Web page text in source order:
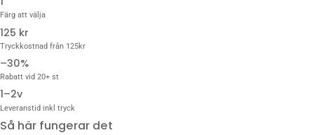
Färg att välja
125 kr
Tryckkostnad från 125kr
–30%
Rabatt vid 20+ st
1–2v
Leveranstid inkl tryck
Så här fungerar det